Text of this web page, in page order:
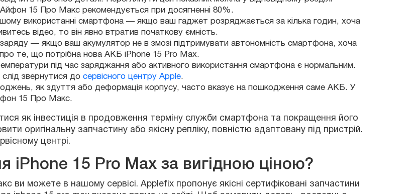
15 Про Макс рекомендується при досягненні 80%.
використанні смартфона — якщо ваш гаджет розряджається за кілька годин, хоча
відео, то він явно втратив початкову ємність.
— якщо ваш акумулятор не в змозі підтримувати автономність смартфона, хоча
те, що потрібна нова АКБ iPhone 15 Pro Max.
під час заряджання або активного використання смартфона є нормальним.
звернутися до сервісного центру Apple.
як здуття або деформація корпусу, часто вказує на пошкодження саме АКБ. У
15 Про Макс.
як інвестиція в продовження терміну служби смартфона та покращення його
запчастину або якісну репліку, повністю адаптовану під пристрій.
центрі.
iPhone 15 Pro Max за вигідною ціною?
в нашому сервісі. Applefix пропонує якісні сертифіковані запчастини
виконати професійнийремонт Айфона 15 Про Макс із заміною
до нашого офісу в Києві або скористатися послугами Нової Пошти.